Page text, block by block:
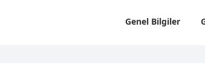
Genel Bilgiler